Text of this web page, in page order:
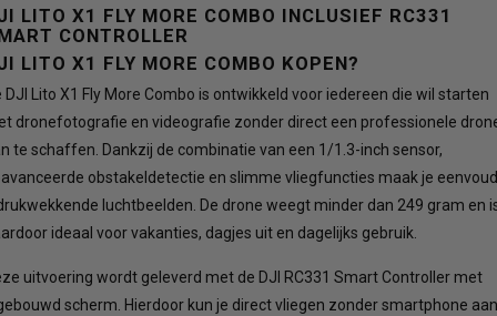
LITO X1 FLY MORE COMBO INCLUSIEF RC331
CONTROLLER
LITO X1 FLY MORE COMBO KOPEN?
DJI Lito X1 Fly More Combo is ontwikkeld voor iedereen die wil starten
dronefotografie en videografie zonder direct een professionele
te schaffen. Dankzij de combinatie van een 1/1.3-inch sensor,
obstakeldetectie en slimme vliegfuncties maak je
luchtbeelden. De drone weegt minder dan 249 gram en
ideaal voor vakanties, dagjes uit en dagelijks gebruik.
uitvoering wordt geleverd met de DJI RC331 Smart Controller met
scherm. Hierdoor kun je direct vliegen zonder smartphone aan